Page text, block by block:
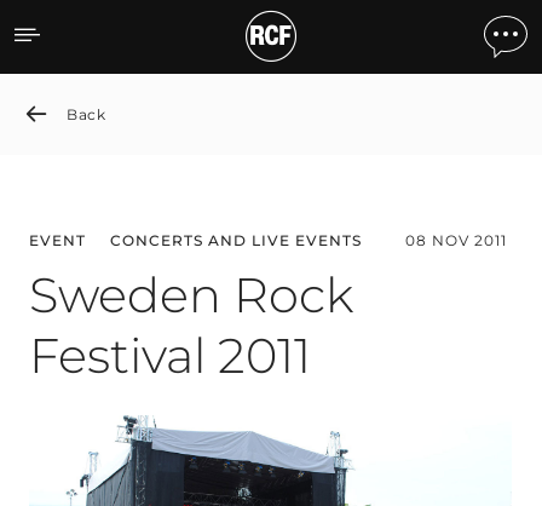
Sweden Rock Festival 2011
Back
EVENT CONCERTS AND LIVE EVENTS 08 NOV 2011
Sweden Rock
Festival 2011